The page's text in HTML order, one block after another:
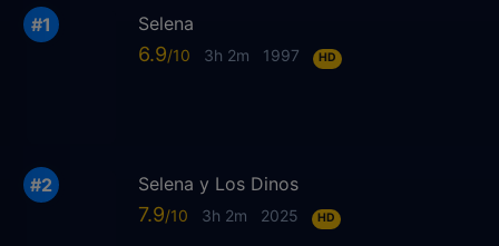
Selena
6.9 3h 2m 1997 HD
Selena y Los Dinos
7.9 3h 2m 2025 HD